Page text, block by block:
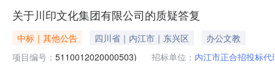
关于川印文化集团有限公司的质疑答复
中标｜其他公告 四川省｜内江市｜东兴区
办公文教
项目编号： 5110012020000503) 招标单位： 内江市正合招投标